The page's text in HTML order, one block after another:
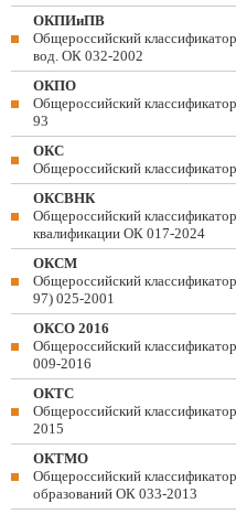
ОКПИиПВ
Общероссийский
вод. ОК 032-2002
ОКПО
Общероссийский
93
ОКС
Общероссийский
ОКСВНК
Общероссийский
квалификации ОК 017-2024
ОКСМ
Общероссийский
97) 025-2001
ОКСО 2016
Общероссийский
009-2016
ОКТС
Общероссийский
2015
ОКТМО
Общероссийский
образований ОК 033-2013